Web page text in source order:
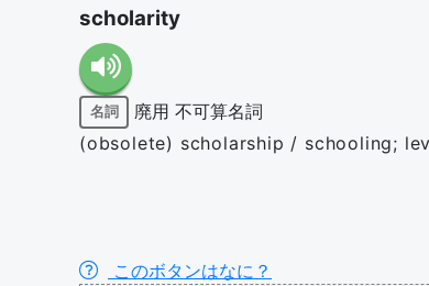
scholarity
名詞 廃用 不可算名詞
(obsolete) scholarship / schooling;
このボタンはなに？